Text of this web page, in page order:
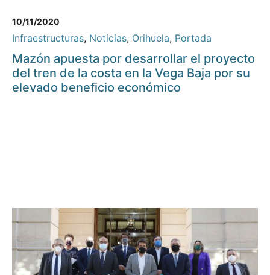
10/11/2020
Infraestructuras, Noticias, Orihuela, Portada
Mazón apuesta por desarrollar el proyecto
del tren de la costa en la Vega Baja por su
elevado beneficio económico